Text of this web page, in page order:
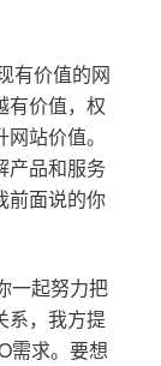
有价值的网
有价值，权
站价值。
产品和服务
前面说的你
一起努力把
系，我方提
需求。要想